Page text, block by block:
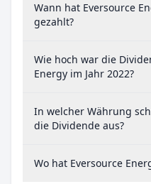
Wann hat Eversource
gezahlt?
Wie hoch war die
Energy im Jahr 2022?
In welcher Währung
die Dividende aus?
Wo hat Eversource